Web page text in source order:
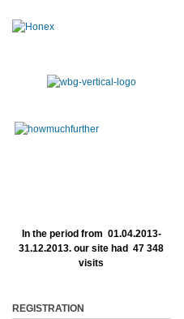
In the period from 01.04.2013-
31.12.2013. our site had 47 348
visits
REGISTRATION